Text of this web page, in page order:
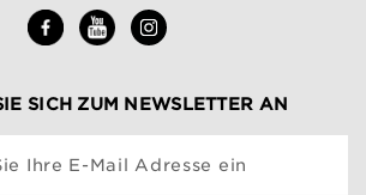
SICH ZUM NEWSLETTER AN
Ihre E-Mail Adresse ein